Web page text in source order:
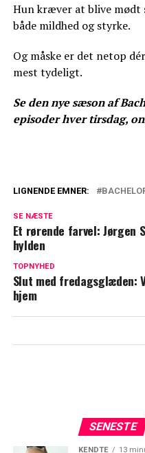
Hun kræver at blive mødt
både mildhed og styrke.
Og måske er det netop
mest tydeligt.
Se den nye sæson af
episoder hver tirsdag,
kærlighed?
LIGNENDE EMNER:
SE NÆSTE
Et rørende farvel: Jørgen
hylden
TOPNYHED
Slut med fredagsglæden:
hjem
SENESTE
KENDTE 13